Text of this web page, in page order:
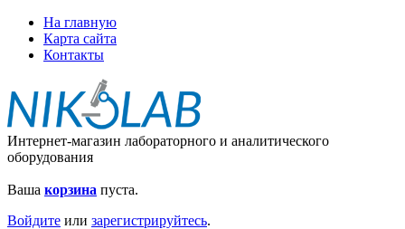
На главную
Карта сайта
Контакты
Интернет-магазин лабораторного и аналитического
оборудования
Ваша корзина пуста.
Войдите или зарегистрируйтесь.